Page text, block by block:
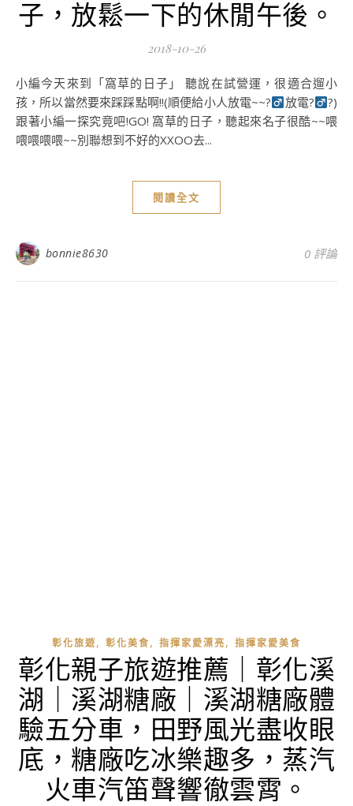
子，放鬆一下的休閒午後。
2018-10-26
小編今天來到「窩草的日子」 聽說在試營運，很適合遛小
孩，所以當然要來踩踩點啊!!(順便給小人放電~~?‍
放電?‍
?)
跟著小編一探究竟吧!GO! 窩草的日子，聽起來名子很酷~~喂
喂喂喂喂~~別聯想到不好的XXOO去...
閱讀全文
bonnie8630 0 評論
彰化旅遊, 彰化美食, 指揮家愛漂亮, 指揮家愛美食
彰化親子旅遊推薦｜彰化溪
湖｜溪湖糖廠｜溪湖糖廠體
驗五分車，田野風光盡收眼
底，糖廠吃冰樂趣多，蒸汽
火車汽笛聲響徹雲霄。